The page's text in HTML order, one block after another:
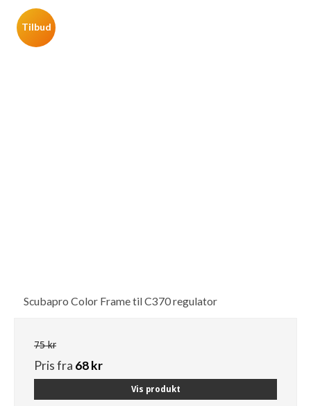
Tilbud
Scubapro Color Frame til C370 regulator
75 kr
Pris fra 68 kr
Vis produkt